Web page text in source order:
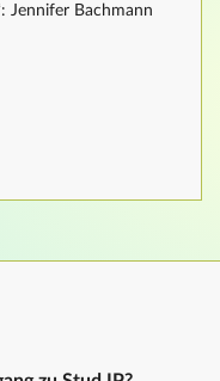
Jennifer Bachmann